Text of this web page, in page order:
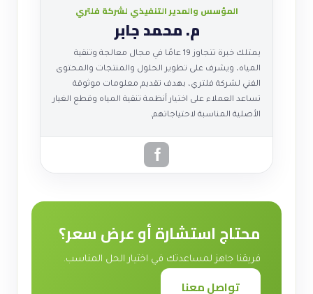
المؤسس والمدير التنفيذي لشركة فلتري
م. محمد جابر
يمتلك خبرة تتجاوز 19 عامًا في مجال معالجة وتنقية
المياه، ويشرف على تطوير الحلول والمنتجات والمحتوى
الفني لشركة فلتري، بهدف تقديم معلومات موثوقة
تساعد العملاء على اختيار أنظمة تنقية المياه وقطع الغيار
الأصلية المناسبة لاحتياجاتهم.
محتاج استشارة أو عرض سعر؟
فريقنا جاهز لمساعدتك في اختيار الحل المناسب.
تواصل معنا